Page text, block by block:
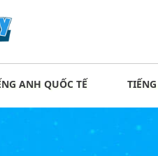
ANH QUỐC TẾ